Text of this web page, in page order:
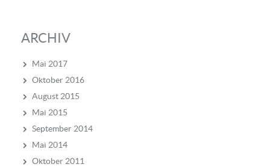
ARCHIV
Mai 2017
Oktober 2016
August 2015
Mai 2015
September 2014
Mai 2014
Oktober 2011